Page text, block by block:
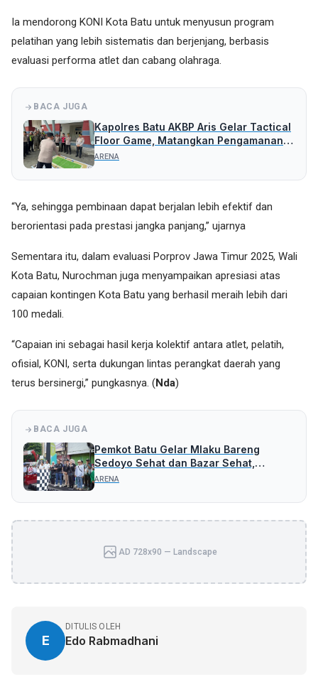
Ia mendorong KONI Kota Batu untuk menyusun program
pelatihan yang lebih sistematis dan berjenjang, berbasis
evaluasi performa atlet dan cabang olahraga.
BACA JUGA
Kapolres Batu AKBP Aris Gelar Tactical
Floor Game, Matangkan Pengamanan
Liga 4
ARENA
“Ya, sehingga pembinaan dapat berjalan lebih efektif dan
berorientasi pada prestasi jangka panjang,” ujarnya
Sementara itu, dalam evaluasi Porprov Jawa Timur 2025, Wali
Kota Batu, Nurochman juga menyampaikan apresiasi atas
capaian kontingen Kota Batu yang berhasil meraih lebih dari
100 medali.
“Capaian ini sebagai hasil kerja kolektif antara atlet, pelatih,
ofisial, KONI, serta dukungan lintas perangkat daerah yang
terus bersinergi,” pungkasnya. (Nda)
BACA JUGA
Pemkot Batu Gelar Mlaku Bareng
Sedoyo Sehat dan Bazar Sehat,
Peringati HKN ke-61
ARENA
AD 728x90 — Landscape
E
DITULIS OLEH
Edo Rabmadhani